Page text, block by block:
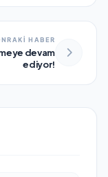
HABER
devam
ediyor!